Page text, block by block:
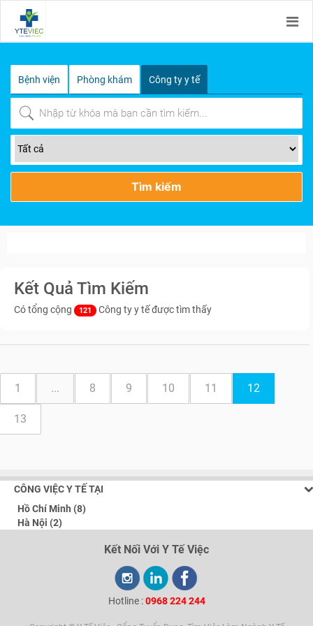
Bệnh viện Phòng khám Công ty y tế
Tìm kiếm
Kết Quả Tìm Kiếm
Có tổng cộng 121 Công ty y tế được tìm thấy
1 ... 8 9 10 11 12
13
CÔNG VIỆC Y TẾ TẠI
Hồ Chí Minh (8)
Hà Nội (2)
Kết Nối Với Y Tế Việc
Hotline :0968 224 244